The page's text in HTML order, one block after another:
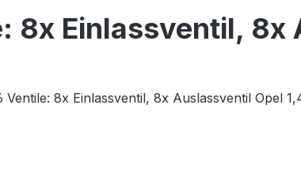
8x Einlassventil, 8x